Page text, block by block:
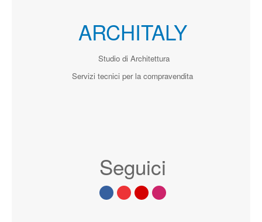
ARCHITALY
Studio di Architettura
Servizi tecnici per la compravendita
Seguici